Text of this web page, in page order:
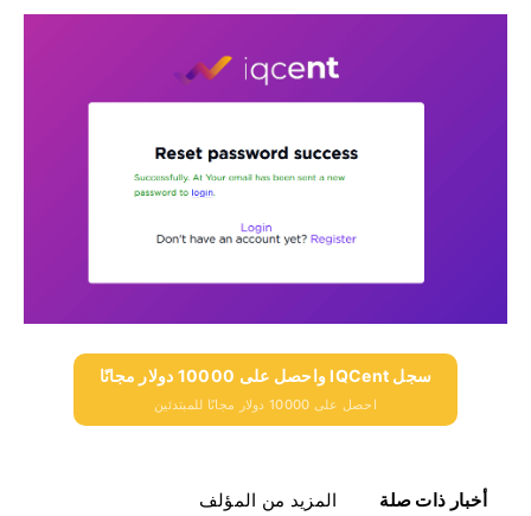
سجل IQCent واحصل على 10000 دولار مجانًا
احصل على 10000 دولار مجانًا للمبتدئين
المزيد من المؤلف أخبار ذات صلة